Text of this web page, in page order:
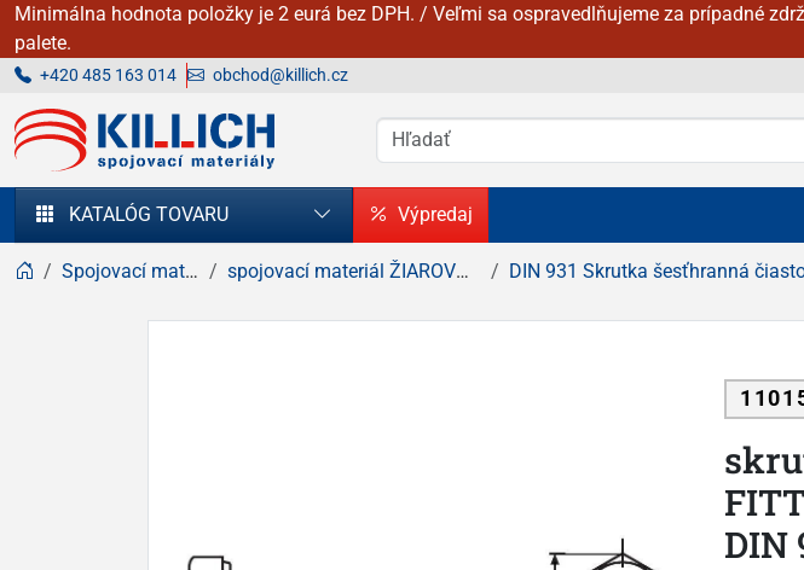
Minimálna hodnota položky je 2 eurá bez DPH. / Veľmi sa ospravedlňujeme za prípadné
palete.
+420 485 163 014 obchod@killich.cz
KILLICH - Spojovacie materiály
KATALÓG TOVARU Výpredaj
Spojovací materiál spojovací materiál ŽIAROVÝ zinok DIN 931 Skrutka šesťhranná čiastočný
DIN